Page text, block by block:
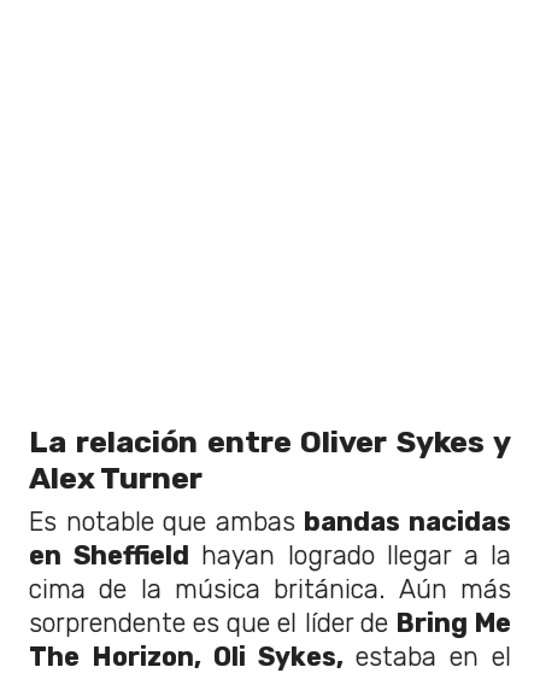
La relación entre Oliver Sykes y
Alex Turner
Es notable que ambas bandas nacidas
en Sheffield hayan logrado llegar a la
cima de la música británica. Aún más
sorprendente es que el líder de Bring Me
The Horizon, Oli Sykes,estaba en el